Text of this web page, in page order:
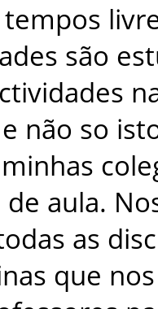
tempos
são
e não so
minhas
de aula.
as
que nos